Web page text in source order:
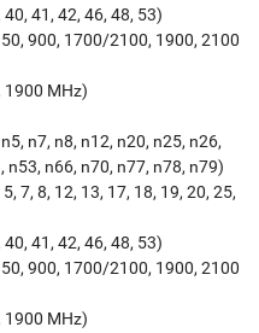
41, 42, 46, 48, 53)
900, 1700/2100, 1900, 2100
1900 MHz)
n7, n8, n12, n20, n25, n26,
n53, n66, n70, n77, n78, n79)
7, 8, 12, 13, 17, 18, 19, 20, 25,
41, 42, 46, 48, 53)
900, 1700/2100, 1900, 2100
1900 MHz)